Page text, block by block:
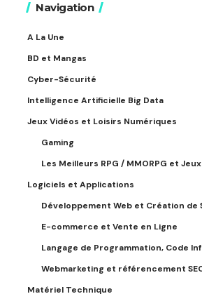
Navigation
A La Une
BD et Mangas
Cyber-Sécurité
Intelligence Artificielle Big Data
Jeux Vidéos et Loisirs Numériques
Gaming
Les Meilleurs RPG / MMORPG et
Logiciels et Applications
Développement Web et Création de
E-commerce et Vente en Ligne
Langage de Programmation, Code
Webmarketing et référencement
Matériel Technique